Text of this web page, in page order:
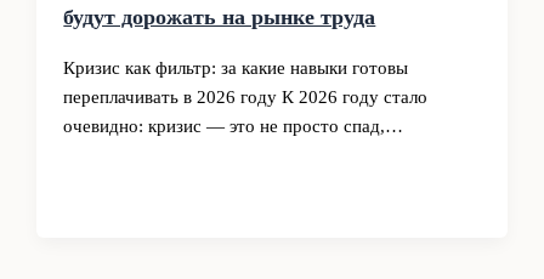
будут дорожать на рынке труда
Кризис как фильтр: за какие навыки готовы
переплачивать в 2026 году К 2026 году стало
очевидно: кризис ― это не просто спад,…